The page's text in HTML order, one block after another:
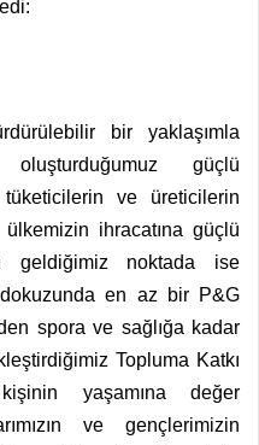
bir yaklaşımla
oluşturduğumuz güçlü
ve üreticilerin
ihracatına güçlü
geldiğimiz noktada ise
en az bir P&G
spora ve sağlığa kadar
Topluma Katkı
yaşamına değer
ve gençlerimizin